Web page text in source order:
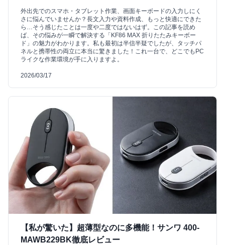
外出先でのスマホ・タブレット作業、画面キーボードの入力しにく
さに悩んでいませんか？長文入力や資料作成、もっと快適にできた
ら…そう感じたことは一度や二度ではないはず。この記事を読め
ば、その悩みが一瞬で解決する「KF86 MAX 折りたたみキーボー
ド」の魅力がわかります。私も最初は半信半疑でしたが、タッチパ
ネルと携帯性の両立に本当に驚きました！これ一台で、どこでもPC
ライクな作業環境が手に入りますよ。
2026/03/17
【私が驚いた】超薄型なのに多機能！サンワ 400-
MAWB229BK徹底レビュー